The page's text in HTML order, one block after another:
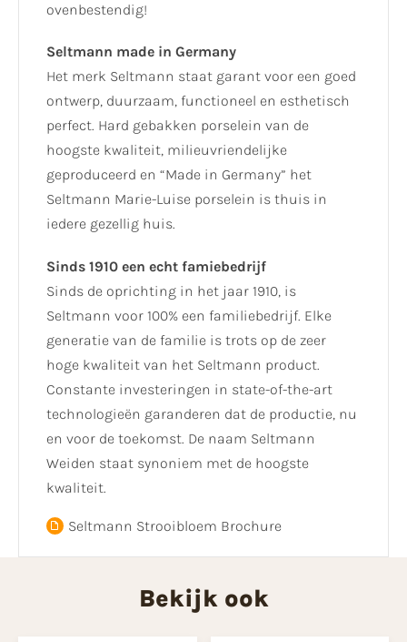
ovenbestendig!
Seltmann made in Germany
Het merk Seltmann staat garant voor een goed
ontwerp, duurzaam, functioneel en esthetisch
perfect. Hard gebakken porselein van de
hoogste kwaliteit, milieuvriendelijke
geproduceerd en “Made in Germany” het
Seltmann Marie-Luise porselein is thuis in
iedere gezellig huis.
Sinds 1910 een echt famiebedrijf
Sinds de oprichting in het jaar 1910, is
Seltmann voor 100% een familiebedrijf. Elke
generatie van de familie is trots op de zeer
hoge kwaliteit van het Seltmann product.
Constante investeringen in state-of-the-art
technologieën garanderen dat de productie, nu
en voor de toekomst. De naam Seltmann
Weiden staat synoniem met de hoogste
kwaliteit.
Seltmann Strooibloem Brochure
Bekijk ook